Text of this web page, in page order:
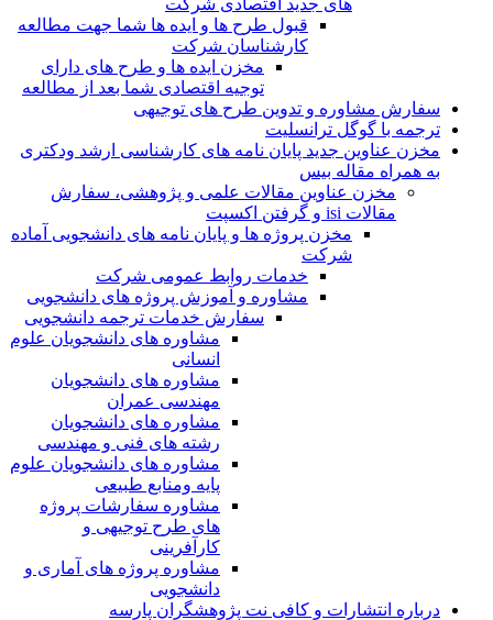
قبول طرح ها و ایده ها شما جهت مطالعه
کارشناسان شرکت
مخزن ایده ها و طرح های دارای
توجیه اقتصادی شما بعد از مطالعه
سفارش مشاوره و تدوین طرح های توجیهی
ترجمه با گوگل ترانسلیت
مخزن عناوین جدید پایان نامه های کارشناسی ارشد ودکتری
به همراه مقاله بیس
مخزن عناوین مقالات علمی و پژوهشی، سفارش
مقالات isi و گرفتن اکسپت
مخزن پروژه ها و پایان نامه های دانشجویی آماده
شرکت
خدمات روابط عمومی شرکت
مشاوره و آموزش پروژه های دانشجویی
سفارش خدمات ترجمه دانشجویی
مشاوره های دانشجویان علوم
انسانی
مشاوره های دانشجویان
مهندسی عمران
مشاوره های دانشجویان
رشته های فنی و مهندسی
مشاوره های دانشجویان علوم
پایه ومنابع طبیعی
مشاوره سفارشات پروژه
های طرح توجیهی و
کارآفرینی
مشاوره پروژه های آماری و
دانشجویی
درباره انتشارات و کافی نت پژوهشگران پارسه